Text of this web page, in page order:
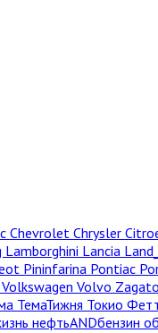
Chevrolet Chrysler
Lamborghini Lancia
Pininfarina Pontiac
Volkswagen Volvo Zagato
ТемаТижня Токио
нефтьANDбензин